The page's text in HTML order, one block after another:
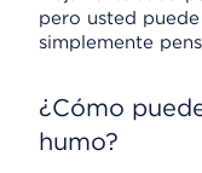
pero usted
simplemente
¿Cómo
humo?